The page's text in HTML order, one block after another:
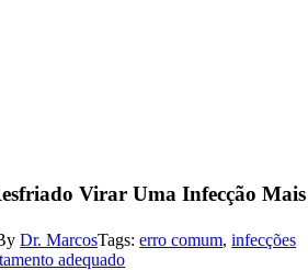
Virar Uma Infecção Mais
Dr. MarcosTags:erro comum,infecções
adequado